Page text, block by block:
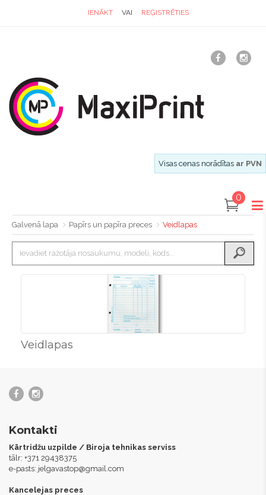
IENĀKT VAI REĢISTRĒTIES
Visas cenas norādītas ar PVN
0
Galvenā lapa Papīrs un papīra preces Veidlapas
Veidlapas
Kontakti
Kārtridžu uzpilde / Biroja tehnikas serviss
tālr: +371 29438375
e-pasts: jelgavastop@gmail.com
Kancelejas preces